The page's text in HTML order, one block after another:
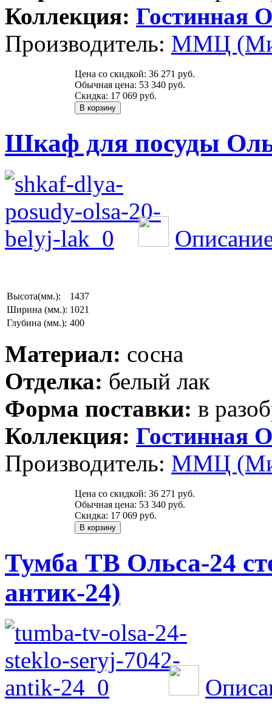
Коллекция: Гостинная
Производитель: ММЦ
Цена со скидкой: 36 271 руб.
Обычная цена: 53 340 руб.
Скидка: 17 069 руб.
Шкаф для посуды
Высота(мм.):
1437
Ширина (мм.): 1021
Глубина (мм.): 400
Материал: сосна
Отделка: белый лак
Форма поставки: в
Коллекция: Гостинная
Производитель: ММЦ
Цена со скидкой: 36 271 руб.
Обычная цена: 53 340 руб.
Скидка: 17 069 руб.
Тумба ТВ Ольса-24
антик-24)